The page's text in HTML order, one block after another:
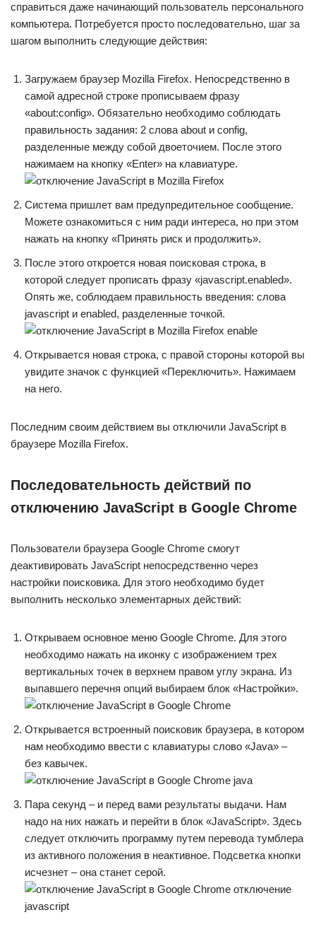
справиться даже начинающий пользователь персонального
компьютера. Потребуется просто последовательно, шаг за
шагом выполнить следующие действия:
Загружаем браузер Mozilla Firefox. Непосредственно в
самой адресной строке прописываем фразу
«about:config». Обязательно необходимо соблюдать
правильность задания: 2 слова about и config,
разделенные между собой двоеточием. После этого
нажимаем на кнопку «Enter» на клавиатуре.
Система пришлет вам предупредительное сообщение.
Можете ознакомиться с ним ради интереса, но при этом
нажать на кнопку «Принять риск и продолжить».
После этого откроется новая поисковая строка, в
которой следует прописать фразу «javascript.enabled».
Опять же, соблюдаем правильность введения: слова
javascript и enabled, разделенные точкой.
Открывается новая строка, с правой стороны которой вы
увидите значок с функцией «Переключить». Нажимаем
на него.
Последним своим действием вы отключили JavaScript в
браузере Mozilla Firefox.
Последовательность действий по
отключению JavaScript в Google Chrome
Пользователи браузера Google Chrome смогут
деактивировать JavaScript непосредственно через
настройки поисковика. Для этого необходимо будет
выполнить несколько элементарных действий:
Открываем основное меню Google Chrome. Для этого
необходимо нажать на иконку с изображением трех
вертикальных точек в верхнем правом углу экрана. Из
выпавшего перечня опций выбираем блок «Настройки».
Открывается встроенный поисковик браузера, в котором
нам необходимо ввести с клавиатуры слово «Java» –
без кавычек.
Пара секунд – и перед вами результаты выдачи. Нам
надо на них нажать и перейти в блок «JavaScript». Здесь
следует отключить программу путем перевода тумблера
из активного положения в неактивное. Подсветка кнопки
исчезнет – она станет серой.